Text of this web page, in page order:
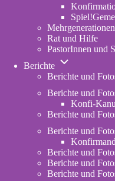
Rat und Hilfe
PastorInnen und
Berichte
Unternavigation
Berichte
Berichte und
Berichte und
Konfi-
Berichte und
Berichte und
Berichte und
Berichte und
Berichte und